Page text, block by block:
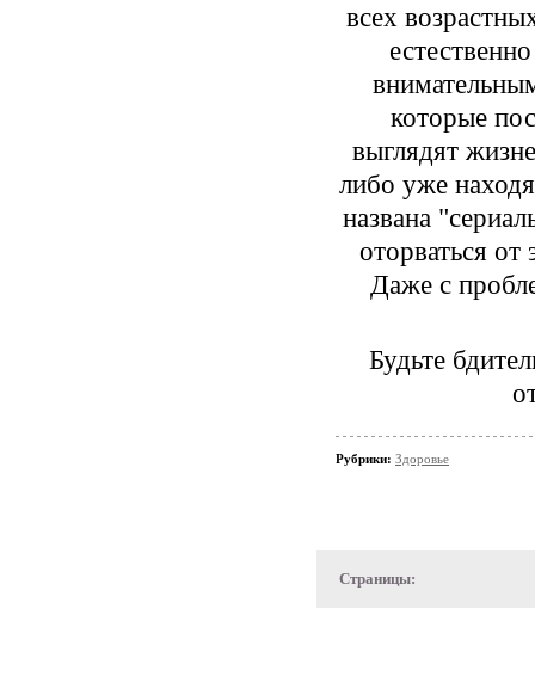
всех
которые
выглядят
либо уже
названа
оторваться
Даже с
Будьте
Рубрики: Здоровье
Страницы: